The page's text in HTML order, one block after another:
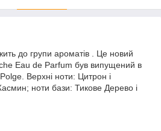
до групи ароматів . Це новий
Eau de Parfum був випущений в
Верхні ноти: Цитрон і
ноти бази: Тикове Дерево і